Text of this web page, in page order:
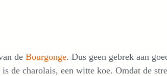
de Bourgonge. Dus geen gebrek aan
de charolais, een witte koe. Omdat de